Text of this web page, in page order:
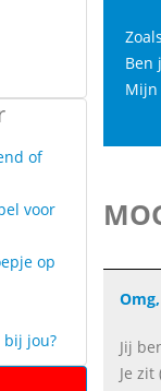
of
voor
op
bij jou?
Ben
Mijn
Jij
Je